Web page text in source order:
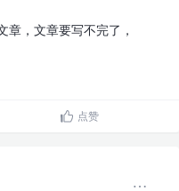
，文章要写不完了，
点赞